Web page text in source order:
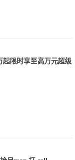
起限时享至高万元超级